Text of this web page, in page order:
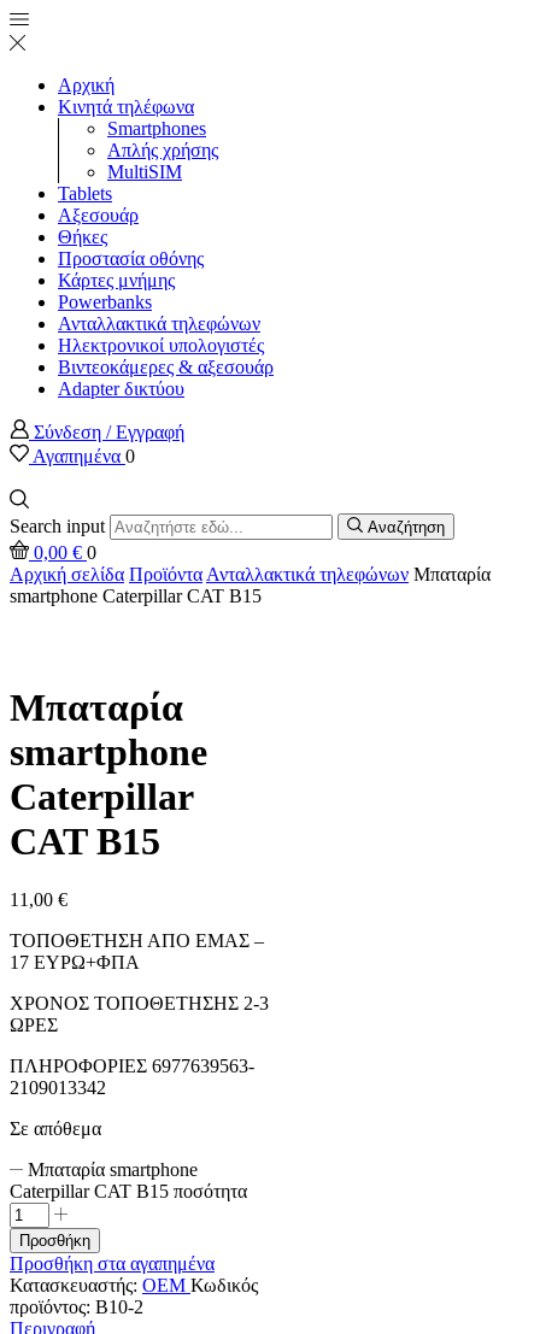
Αρχική
Κινητά τηλέφωνα
Smartphones
Απλής χρήσης
MultiSIM
Tablets
Αξεσουάρ
Θήκες
Προστασία οθόνης
Κάρτες μνήμης
Powerbanks
Ανταλλακτικά τηλεφώνων
Ηλεκτρονικοί υπολογιστές
Βιντεοκάμερες & αξεσουάρ
Adapter δικτύου
Σύνδεση / Εγγραφή
Αγαπημένα 0
Search input Αναζήτηση
0,00 € 0
Αρχική σελίδα Προϊόντα Ανταλλακτικά τηλεφώνων Μπαταρία
smartphone Caterpillar CAT B15
Μπαταρία
smartphone
Caterpillar
CAT B15
11,00 €
ΤΟΠΟΘΕΤΗΣΗ ΑΠΟ ΕΜΑΣ –
17 ΕΥΡΩ+ΦΠΑ
ΧΡΟΝΟΣ ΤΟΠΟΘΕΤΗΣΗΣ 2-3
ΩΡΕΣ
ΠΛΗΡΟΦΟΡΙΕΣ 6977639563-
2109013342
Σε απόθεμα
Μπαταρία smartphone
Caterpillar CAT B15 ποσότητα
Προσθήκη
Προσθήκη στα αγαπημένα
Κατασκευαστής: OEM Κωδικός
προϊόντος: B10-2
Περιγραφή